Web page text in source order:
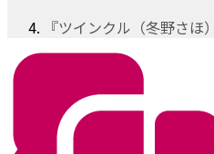
『ツインクル（冬野さほ